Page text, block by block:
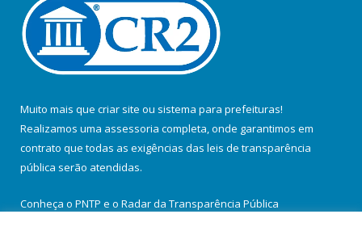
Muito mais que criar site ou sistema para prefeituras!
Realizamos uma assessoria completa, onde garantimos em
contrato que todas as exigências das leis de transparência
pública serão atendidas.
Conheça o PNTP e o Radar da Transparência Pública